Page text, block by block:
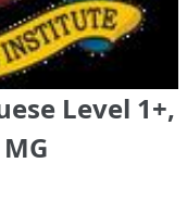
Level 1+,